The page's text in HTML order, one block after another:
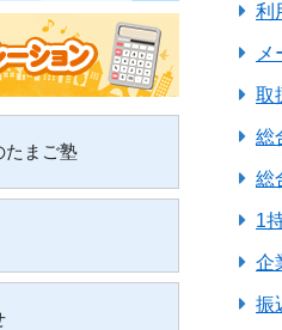
利
取
総
総
1
企
振
たまご塾